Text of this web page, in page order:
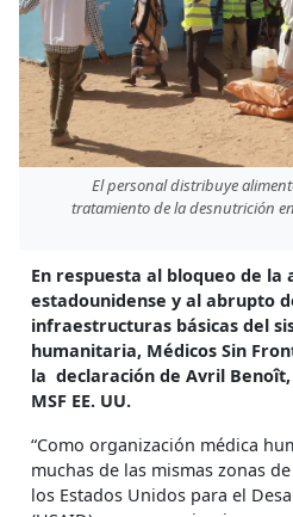
El personal distribuye
tratamiento de la desnutrición
En respuesta al bloqueo de
estadounidense y al abrupto
infraestructuras básicas del
humanitaria, Médicos Sin
la declaración de Avril
MSF EE. UU.
“Como organización médica
muchas de las mismas zonas
los Estados Unidos para el